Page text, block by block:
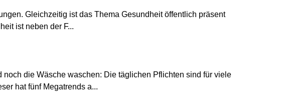
Gleichzeitig ist das Thema Gesundheit öffentlich präsent
ist neben der F...
die Wäsche waschen: Die täglichen Pflichten sind für viele
hat fünf Megatrends a...